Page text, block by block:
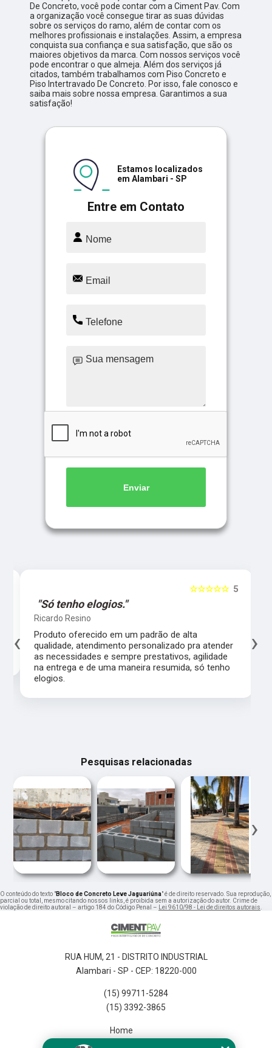
De Concreto, você pode contar com a Ciment Pav. Com
a organização você consegue tirar as suas dúvidas
sobre os serviços do ramo, além de contar com os
melhores profissionais e instalações. Assim, a empresa
conquista sua confiança e sua satisfação, que são os
maiores objetivos da marca. Com nossos serviços você
pode encontrar o que almeja. Além dos serviços já
citados, também trabalhamos com Piso Concreto e
Piso Intertravado De Concreto. Por isso, fale conosco e
saiba mais sobre nossa empresa. Garantimos a sua
satisfação!
Entre em Contato
Estamos localizados
em Alambari - SP
Enviar
5
☆☆☆☆☆
"Só tenho elogios."
Ricardo Resino
Produto oferecido em um padrão de alta
qualidade, atendimento personalizado pra atender
as necessidades e sempre prestativos, agilidade
na entrega e de uma maneira resumida, só tenho
elogios.
‹ ›
Pesquisas relacionadas
‹ ›
O conteúdo do texto "Bloco de Concreto Leve Jaguariúna" é de direito reservado. Sua reprodução,
parcial ou total, mesmo citando nossos links, é proibida sem a autorização do autor. Crime de
violação de direito autoral – artigo 184 do Código Penal – Lei 9610/98 - Lei de direitos autorais.
RUA HUM, 21 - DISTRITO INDUSTRIAL
Alambari - SP - CEP: 18220-000
(15) 99711-5284
(15) 3392-3865
Home